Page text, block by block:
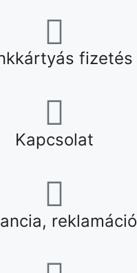
fizetés
Kapcsolat
reklamáció